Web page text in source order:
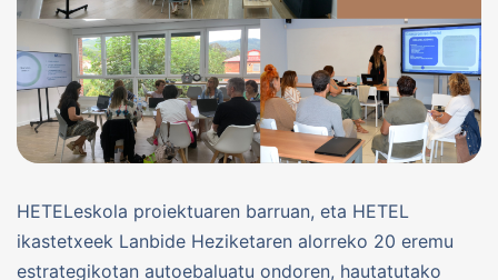
HETELeskola proiektuaren barruan, eta HETEL
ikastetxeek Lanbide Heziketaren alorreko 20 eremu
estrategikotan autoebaluatu ondoren, hautatutako